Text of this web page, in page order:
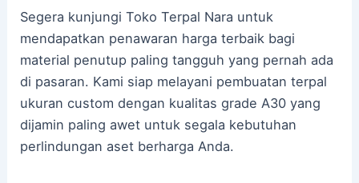
Segera kunjungi Toko Terpal Nara untuk
mendapatkan penawaran harga terbaik bagi
material penutup paling tangguh yang pernah ada
di pasaran. Kami siap melayani pembuatan terpal
ukuran custom dengan kualitas grade A30 yang
dijamin paling awet untuk segala kebutuhan
perlindungan aset berharga Anda.